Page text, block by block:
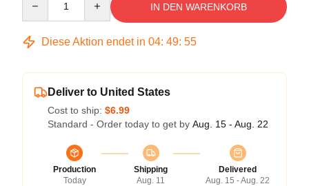
IN DEN WARENKORB
Diese Aktion endet in 04: 49: 54
Deliver to United States
Cost to ship: $6.99
Standard - Order today to get by Aug. 15 - Aug. 22
Production
Today
Shipping
Aug. 11
Delivered
Aug. 15 - Aug. 22